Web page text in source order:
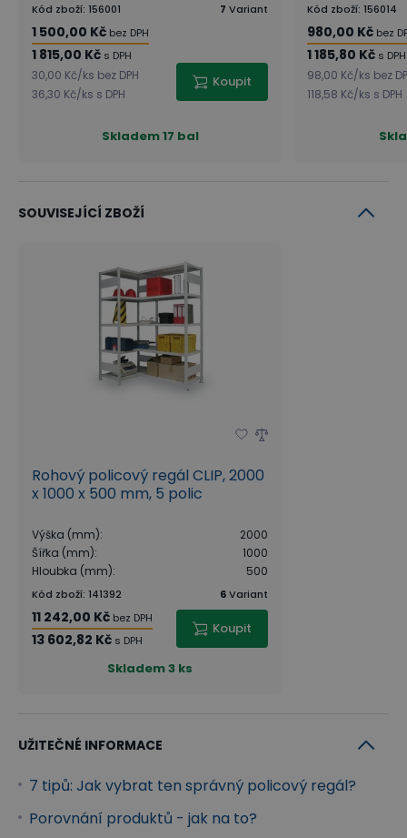
Kód zboží: 156001 7 Variant
1 500,00 Kč bez DPH
1 815,00 Kč s DPH
30,00 Kč/ks bez DPH
36,30 Kč/ks s DPH
Koupit
Skladem17 bal
Kód zboží: 156014
980,00 Kč bez
1 185,80 Kč s DPH
98,00 Kč/ks bez
118,58 Kč/ks s DPH
SOUVISEJÍCÍ ZBOŽÍ
Rohový policový regál CLIP, 2000
x 1000 x 500 mm, 5 polic
Výška (mm):
2000
Šířka (mm):
1000
Hloubka (mm): 500
Kód zboží: 141392 6Variant
11 242,00 Kč bez DPH
13 602,82 Kč s DPH
Koupit
Skladem3 ks
UŽITEČNÉ INFORMACE
7 tipů: Jak vybrat ten správný policový regál?
Porovnání produktů - jak na to?